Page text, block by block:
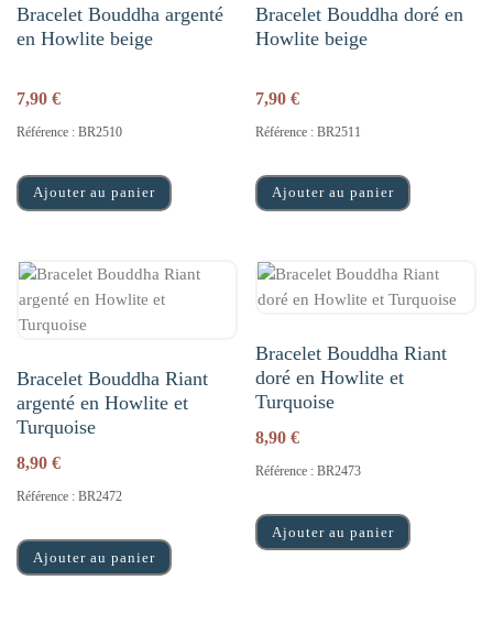
Bracelet Bouddha argenté
en Howlite beige
7,90 €
Référence : BR2510
Ajouter au panier
Bracelet Bouddha doré en
Howlite beige
7,90€
Référence : BR2511
Ajouter au panier
Bracelet Bouddha Riant
argenté en Howlite et
Turquoise
8,90 €
Référence : BR2472
Ajouter au panier
Bracelet Bouddha Riant
doré en Howlite et
Turquoise
8,90€
Référence : BR2473
Ajouter au panier